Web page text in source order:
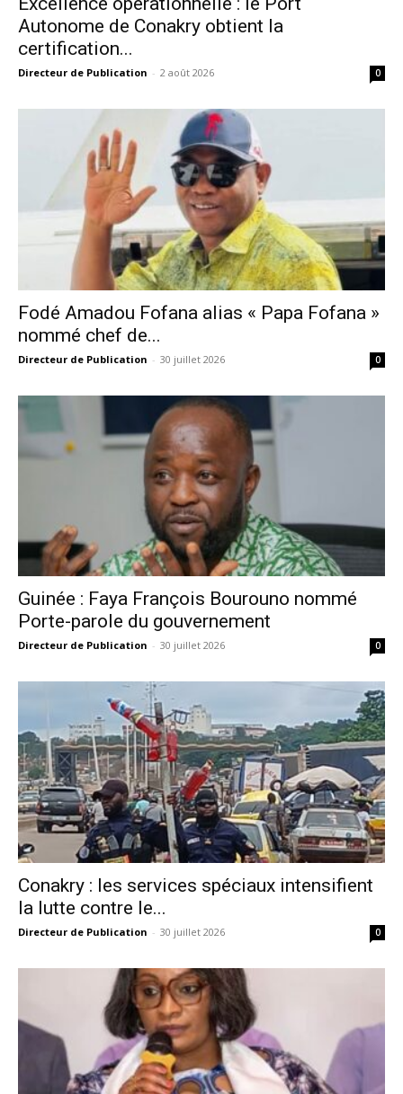
Autonome de Conakry obtient la
certification...
Directeur de Publication - 2 août 2026 0
Fodé Amadou Fofana alias « Papa Fofana »
nommé chef de...
Directeur de Publication - 30 juillet 2026 0
Guinée : Faya François Bourouno nommé
Porte-parole du gouvernement
Directeur de Publication - 30 juillet 2026 0
Conakry : les services spéciaux intensifient
la lutte contre le...
Directeur de Publication - 30 juillet 2026 0